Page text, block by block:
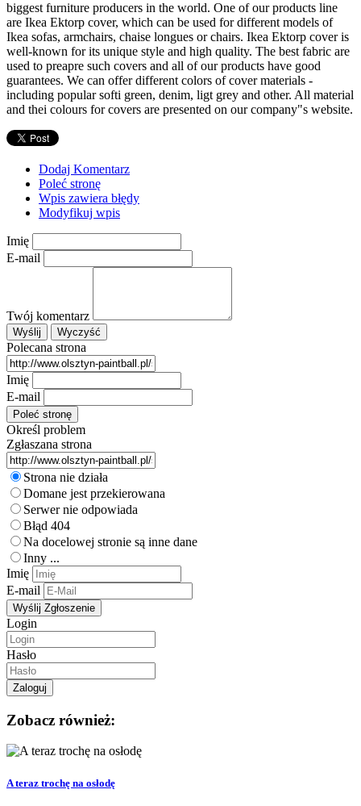
biggest furniture producers in the world. One of our products line
are Ikea Ektorp cover, which can be used for different models of
Ikea sofas, armchairs, chaise longues or chairs. Ikea Ektorp cover is
well-known for its unique style and high quality. The best fabric are
used to preapre such covers and all of our products have good
guarantees. We can offer different colors of cover materials -
including popular softi green, denim, ligt grey and other. All material
and thei colours for covers are presented on our company"s website.
Dodaj Komentarz
Poleć stronę
Wpis zawiera błędy
Modyfikuj wpis
Imię
E-mail
Twój komentarz
Polecana strona
Imię
E-mail
Określ problem
Zgłaszana strona
Strona nie działa
Domane jest przekierowana
Serwer nie odpowiada
Błąd 404
Na docelowej stronie są inne dane
Inny ...
Imię
E-mail
Login
Hasło
Zobacz również:
A teraz trochę na osłodę